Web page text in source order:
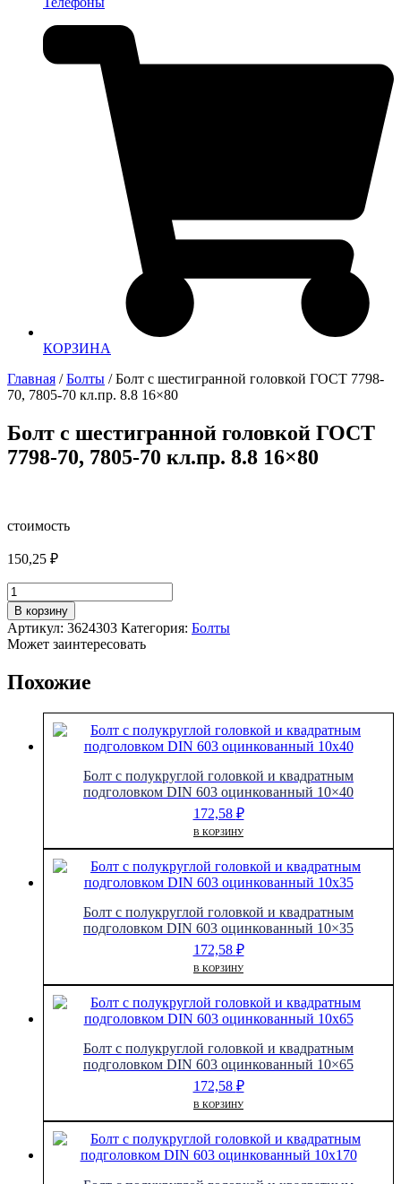
КОРЗИНА
Главная /Болты / Болт с шестигранной головкой ГОСТ 7798-
70, 7805-70 кл.пр. 8.8 16×80
Болт с шестигранной головкой ГОСТ
7798-70, 7805-70 кл.пр. 8.8 16×80
стоимость
150,25 ₽
Количество
товара
Болт
с
шестигранной
ГОСТ
В корзину
Артикул: 3624303 Категория: Болты
Может заинтересовать
Похожие
Болт с полукруглой головкой и квадратным
подголовком DIN 603 оцинкованный 10×40
172,58 ₽
В КОРЗИНУ
Болт с полукруглой головкой и квадратным
подголовком DIN 603 оцинкованный 10×35
172,58 ₽
В КОРЗИНУ
Болт с полукруглой головкой и квадратным
подголовком DIN 603 оцинкованный 10×65
172,58 ₽
В КОРЗИНУ